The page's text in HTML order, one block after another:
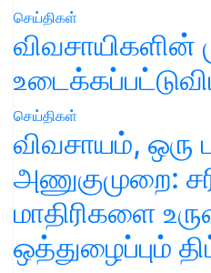
செய்திகள்
விவசாயிகளின்
செய்திகள்
விவசாயம், ஒரு
அணுகுமுறை:
மாதிரிகளை
ஒத்துழைப்பும்